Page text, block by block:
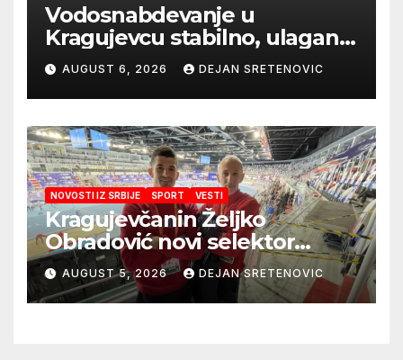
Vodosnabdevanje u
Kragujevcu stabilno, ulaganja
obezbedila sigurnije
snabdevanje
AUGUST 6, 2026 DEJAN SRETENOVIC
NOVOSTI IZ SRBIJE SPORT VESTI
Kragujevčanin Željko
Obradović novi selektor
Atletske reprezentacije Srbije
AUGUST 5, 2026 DEJAN SRETENOVIC